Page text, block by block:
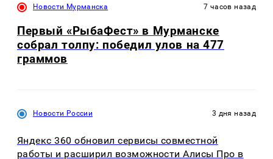
Новости Мурманска 7 часов назад
Первый «РыбаФест» в Мурманске
собрал толпу: победил улов на 477
граммов
Новости России 3 дня назад
Яндекс 360 обновил сервисы совместной
работы и расширил возможности Алисы Про в